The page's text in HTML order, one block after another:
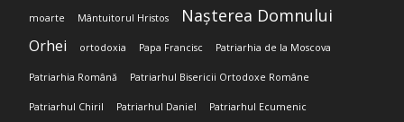
moarte Mântuitorul Hristos Nașterea Domnului
Orhei ortodoxia Papa Francisc Patriarhia de la Moscova
Patriarhia Română Patriarhul Bisericii Ortodoxe Române
Patriarhul Chiril Patriarhul Daniel Patriarhul Ecumenic